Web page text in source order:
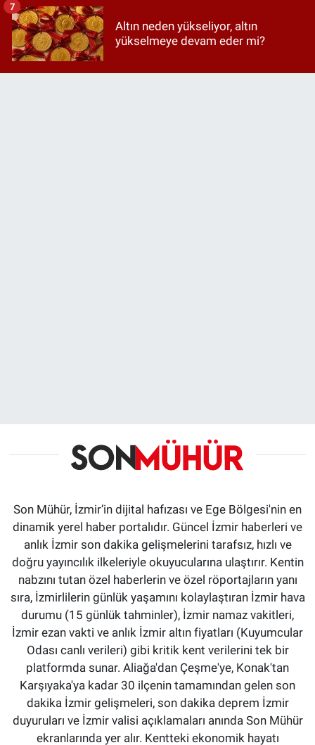
Altın neden yükseliyor, altın
yükselmeye devam eder mi?
7
Son Mühür, İzmir’in dijital hafızası ve Ege Bölgesi'nin en
dinamik yerel haber portalıdır. Güncel İzmir haberleri ve
anlık İzmir son dakika gelişmelerini tarafsız, hızlı ve
doğru yayıncılık ilkeleriyle okuyucularına ulaştırır. Kentin
nabzını tutan özel haberlerin ve özel röportajların yanı
sıra, İzmirlilerin günlük yaşamını kolaylaştıran İzmir hava
durumu (15 günlük tahminler), İzmir namaz vakitleri,
İzmir ezan vakti ve anlık İzmir altın fiyatları (Kuyumcular
Odası canlı verileri) gibi kritik kent verilerini tek bir
platformda sunar. Aliağa'dan Çeşme'ye, Konak'tan
Karşıyaka'ya kadar 30 ilçenin tamamından gelen son
dakika İzmir gelişmeleri, son dakika deprem İzmir
duyuruları ve İzmir valisi açıklamaları anında Son Mühür
ekranlarında yer alır. Kentteki ekonomik hayatı